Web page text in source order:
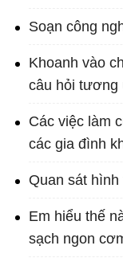
Soạn công
Khoanh vào
câu hỏi tương
Các việc làm
các gia đình
Quan sát
Em hiểu thế
sạch ngon